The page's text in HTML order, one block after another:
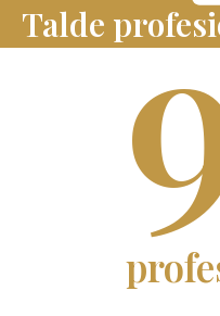
Talde